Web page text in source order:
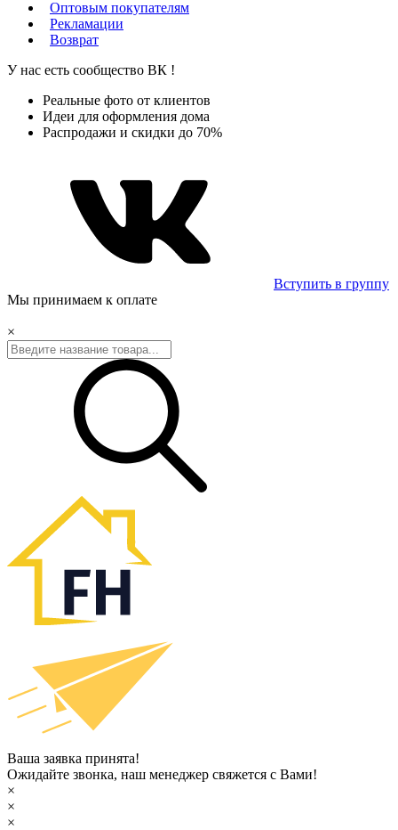
Оптовым покупателям
Рекламации
Возврат
У нас есть сообщество ВК !
Реальные фото от клиентов
Идеи для оформления дома
Распродажи и скидки до 70%
Вступить в группу
Мы принимаем к оплате
×
Ваша заявка принята!
Ожидайте звонка, наш менеджер свяжется с Вами!
×
×
×